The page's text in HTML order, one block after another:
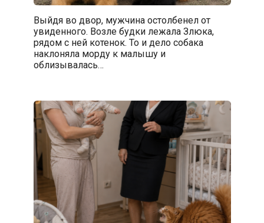
Выйдя во двор, мужчина остолбенел от
увиденного. Возле будки лежала Злюка,
рядом с ней котенок. То и дело собака
наклоняла морду к малышу и
облизывалась…